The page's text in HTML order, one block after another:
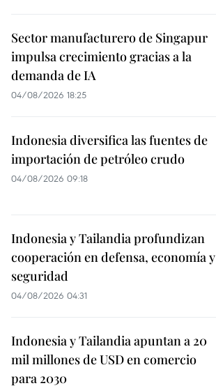
Sector manufacturero de Singapur
impulsa crecimiento gracias a la
demanda de IA
04/08/2026 18:25
Indonesia diversifica las fuentes de
importación de petróleo crudo
04/08/2026 09:18
Indonesia y Tailandia profundizan
cooperación en defensa, economía y
seguridad
04/08/2026 04:31
Indonesia y Tailandia apuntan a 20
mil millones de USD en comercio
para 2030